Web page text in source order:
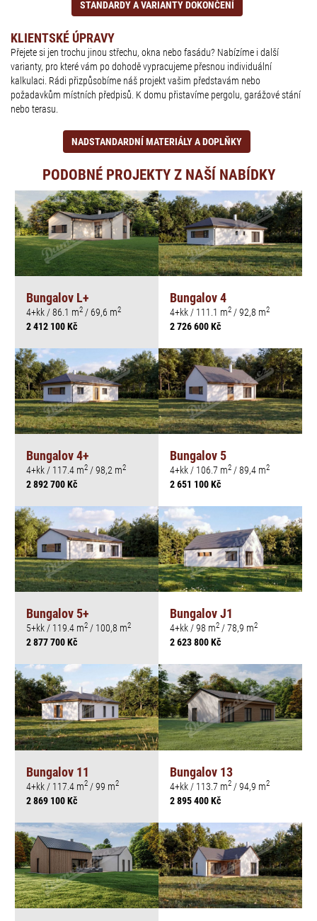
STANDARDY A VARIANTY DOKONČENÍ
KLIENTSKÉ ÚPRAVY
Přejete si jen trochu jinou střechu, okna nebo fasádu? Nabízíme i další
varianty, pro které vám po dohodě vypracujeme přesnou individuální
kalkulaci. Rádi přizpůsobíme náš projekt vašim představám nebo
požadavkům místních předpisů. K domu přistavíme pergolu, garážové stání
nebo terasu.
NADSTANDARDNÍ MATERIÁLY A DOPLŇKY
PODOBNÉ PROJEKTY Z NAŠÍ NABÍDKY
Bungalov L+
4+kk / 86.1 m2 / 69,6 m2
2 412 100 Kč
Bungalov 4
4+kk / 111.1 m2 / 92,8 m2
2 726 600 Kč
Bungalov 4+
4+kk / 117.4 m2 / 98,2 m2
2 892 700 Kč
Bungalov 5
4+kk / 106.7 m2 / 89,4 m2
2 651 100 Kč
Bungalov 5+
5+kk / 119.4 m2 / 100,8 m2
2 877 700 Kč
Bungalov J1
4+kk / 98 m2 / 78,9 m2
2 623 800 Kč
Bungalov 11
4+kk / 117.4 m2 / 99 m2
2 869 100 Kč
Bungalov 13
4+kk / 113.7 m2 / 94,9 m2
2 895 400 Kč